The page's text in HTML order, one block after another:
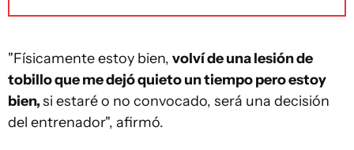
"Físicamente estoy bien, volví de una lesión de
tobillo que me dejó quieto un tiempo pero estoy
bien,si estaré o no convocado, será una decisión
del entrenador", afirmó.